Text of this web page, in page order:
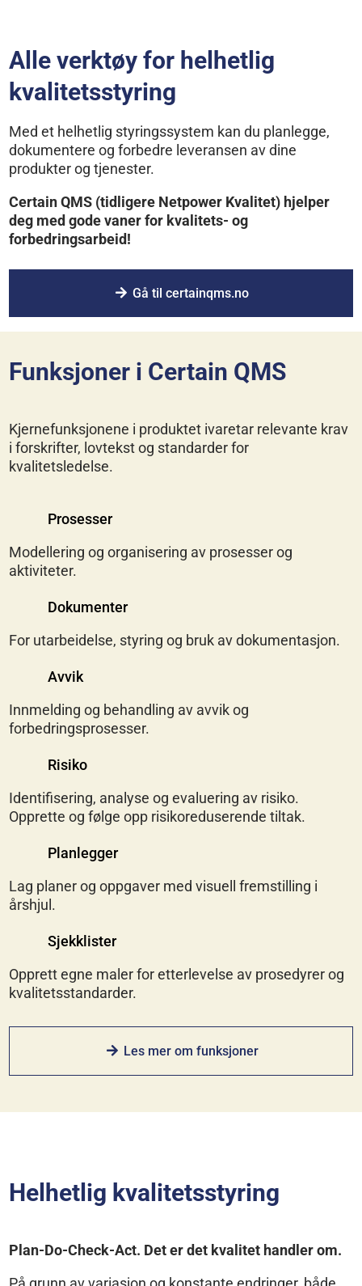
Alle verktøy for helhetlig
kvalitetsstyring
Med et helhetlig styringssystem kan du planlegge,
dokumentere og forbedre leveransen av dine
produkter og tjenester.
Certain QMS (tidligere Netpower Kvalitet) hjelper
deg med gode vaner for kvalitets- og
forbedringsarbeid!
Gå til certainqms.no
Funksjoner i Certain QMS
Kjernefunksjonene i produktet ivaretar relevante krav
i forskrifter, lovtekst og standarder for
kvalitetsledelse.
Prosesser
Modellering og organisering av prosesser og
aktiviteter.
Dokumenter
For utarbeidelse, styring og bruk av dokumentasjon.
Avvik
Innmelding og behandling av avvik og
forbedringsprosesser.
Risiko
Identifisering, analyse og evaluering av risiko.
Opprette og følge opp risikoreduserende tiltak.
Planlegger
Lag planer og oppgaver med visuell fremstilling i
årshjul.
Sjekklister
Opprett egne maler for etterlevelse av prosedyrer og
kvalitetsstandarder.
Les mer om funksjoner
Helhetlig kvalitetsstyring
Plan-Do-Check-Act. Det er det kvalitet handler om.